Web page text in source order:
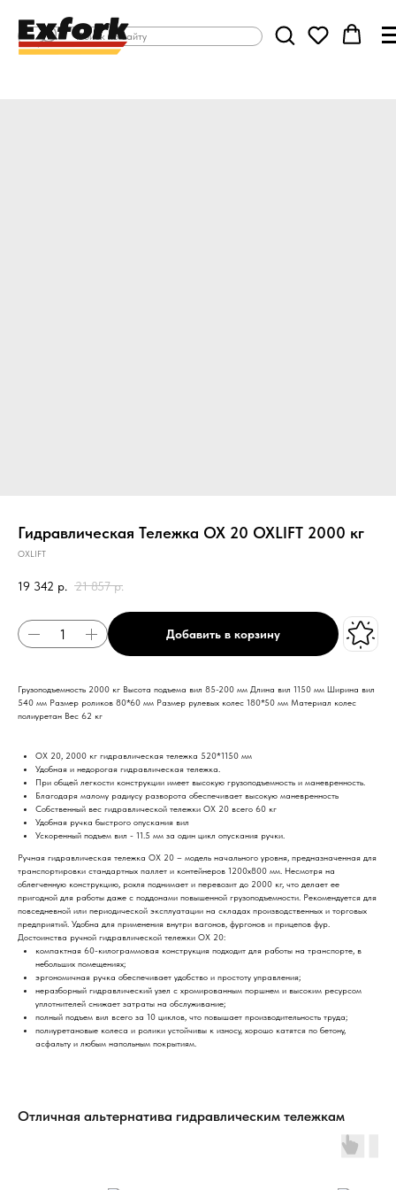
Гидравлическая Тележка OX 20 OXLIFT 2000 кг
OXLIFT
19 342 р. 21 857 р.
Добавить в корзину
Грузоподъемность 2000 кг Высота подъема вил 85-200 мм Длина вил 1150 мм Ширина вил
540 мм Размер роликов 80*60 мм Размер рулевых колес 180*50 мм Материал колес
полиуретан Вес 62 кг
OX 20, 2000 кг гидравлическая тележка 520*1150 мм
Удобная и недорогая гидравлическая тележка.
При общей легкости конструкции имеет высокую грузоподъемность и маневренность.
Благодаря малому радиусу разворота обеспечивает высокую маневренность
Собственный вес гидравлической тележки ОХ 20 всего 60 кг
Удобная ручка быстрого опускания вил
Ускоренный подъем вил - 11.5 мм за один цикл опускания ручки.
Ручная гидравлическая тележка OX 20 – модель начального уровня, предназначенная для
транспортировки стандартных паллет и контейнеров 1200х800 мм. Несмотря на
облегченную конструкцию, рохля поднимает и перевозит до 2000 кг, что делает ее
пригодной для работы даже с поддонами повышенной грузоподъемности. Рекомендуется для
повседневной или периодической эксплуатации на складах производственных и торговых
предприятий. Удобна для применения внутри вагонов, фургонов и прицепов фур.
Достоинства ручной гидравлической тележки OX 20:
компактная 60-килограммовая конструкция подходит для работы на транспорте, в
небольших помещениях;
эргономичная ручка обеспечивает удобство и простоту управления;
неразборный гидравлический узел с хромированным поршнем и высоким ресурсом
уплотнителей снижает затраты на обслуживание;
полный подъем вил всего за 10 циклов, что повышает производительность труда;
полиуретановые колеса и ролики устойчивы к износу, хорошо катятся по бетону,
асфальту и любым напольным покрытиям.
Отличная альтернатива гидравлическим тележкам